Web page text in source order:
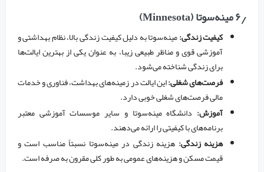
۶٫ مینه‌سوتا (Minnesota)
کیفیت زندگی:مینه‌سوتا به دلیل کیفیت زندگی بالا، نظام بهداشتی و
آموزشی قوی و مناظر طبیعی زیبا، به عنوان یکی از بهترین ایالت‌ها
برای زندگی شناخته می‌شود.
فرصت‌های شغلی:این ایالت در زمینه‌های بهداشت، فناوری و خدمات
مالی فرصت‌های شغلی خوبی دارد.
آموزش: دانشگاه مینه‌سوتا و سایر موسسات آموزشی معتبر
برنامه‌های با کیفیتی را ارائه می‌دهند.
هزینه زندگی: هزینه زندگی در مینه‌سوتا نسبتاً مناسب است و
قیمت مسکن و هزینه‌های عمومی به طور کلی مقرون به صرفه است.